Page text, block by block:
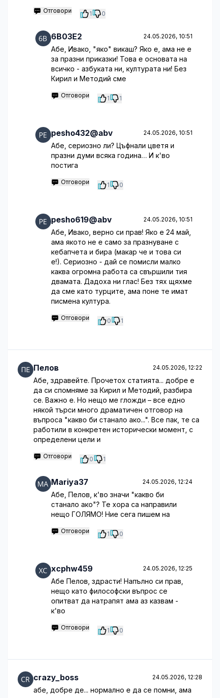
Отговори 1 0
6B03E2 24.05.2026, 10:51
Абе, Ивако, "яко" викаш? Яко е, ама не е
за празни приказки! Това е основата на
всичко - азбуката ни, културата ни! Без
Кирил и Методий сме
Отговори 1 1
pesho432@abv 24.05.2026, 10:51
Абе, сериозно ли? Цъфнали цветя и
празни думи всяка година… И к'во
постига
Отговори 1 0
pesho619@abv 24.05.2026, 10:51
Абе, Ивако, верно си прав! Яко е 24 май,
ама якото не е само за празнуване с
кебапчета и бира (макар че и това си
е!). Сериозно - дай се помисли малко
каква огромна работа са свършили тия
двамата. Дадоха ни глас! Без тях щяхме
да сме като турците, ама поне те имат
писмена култура.
Отговори 0 1
Пелов 24.05.2026, 12:22
Абе, здравейте. Прочетох статията... добре е
да си спомняме за Кирил и Методий, разбира
се. Важно е. Но нещо ме гложди – все едно
някой търси много драматичен отговор на
въпроса "какво би станало ако...". Все пак, те са
работили в конкретен исторически момент, с
определени цели и
Отговори 0 1
Mariya37 24.05.2026, 12:24
Абе, Пелов, к'во значи "какво би
станало ако"? Те хора са направили
нещо ГОЛЯМО! Ние сега пишем на
Отговори 1 0
xcphw459 24.05.2026, 12:25
Абе Пелов, здрасти! Напълно си прав,
нещо като философски въпрос се
опитват да натрапят ама аз казвам -
к'во
Отговори 1 0
crazy_boss 24.05.2026, 12:28
абе, добре де... нормално е да се помни, ама